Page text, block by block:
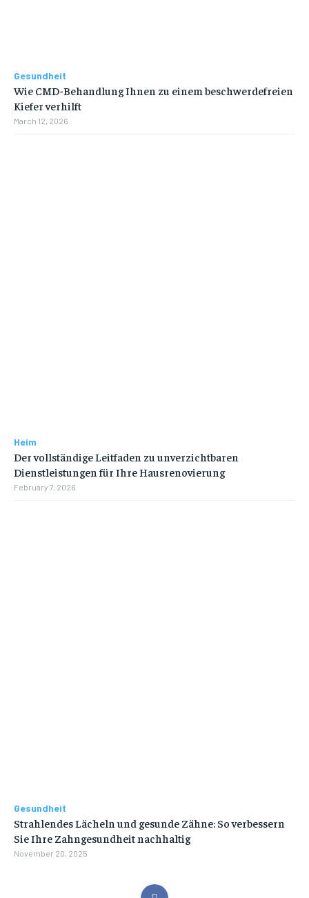
Gesundheit
Wie CMD-Behandlung Ihnen zu einem beschwerdefreien
Kiefer verhilft
March 12, 2026
Heim
Der vollständige Leitfaden zu unverzichtbaren
Dienstleistungen für Ihre Hausrenovierung
February 7, 2026
Gesundheit
Strahlendes Lächeln und gesunde Zähne: So verbessern
Sie Ihre Zahngesundheit nachhaltig
November 20, 2025